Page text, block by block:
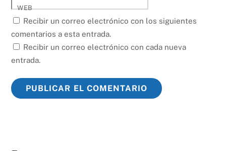
WEB
Recibir un correo electrónico con los siguientes
comentarios a esta entrada.
Recibir un correo electrónico con cada nueva
entrada.